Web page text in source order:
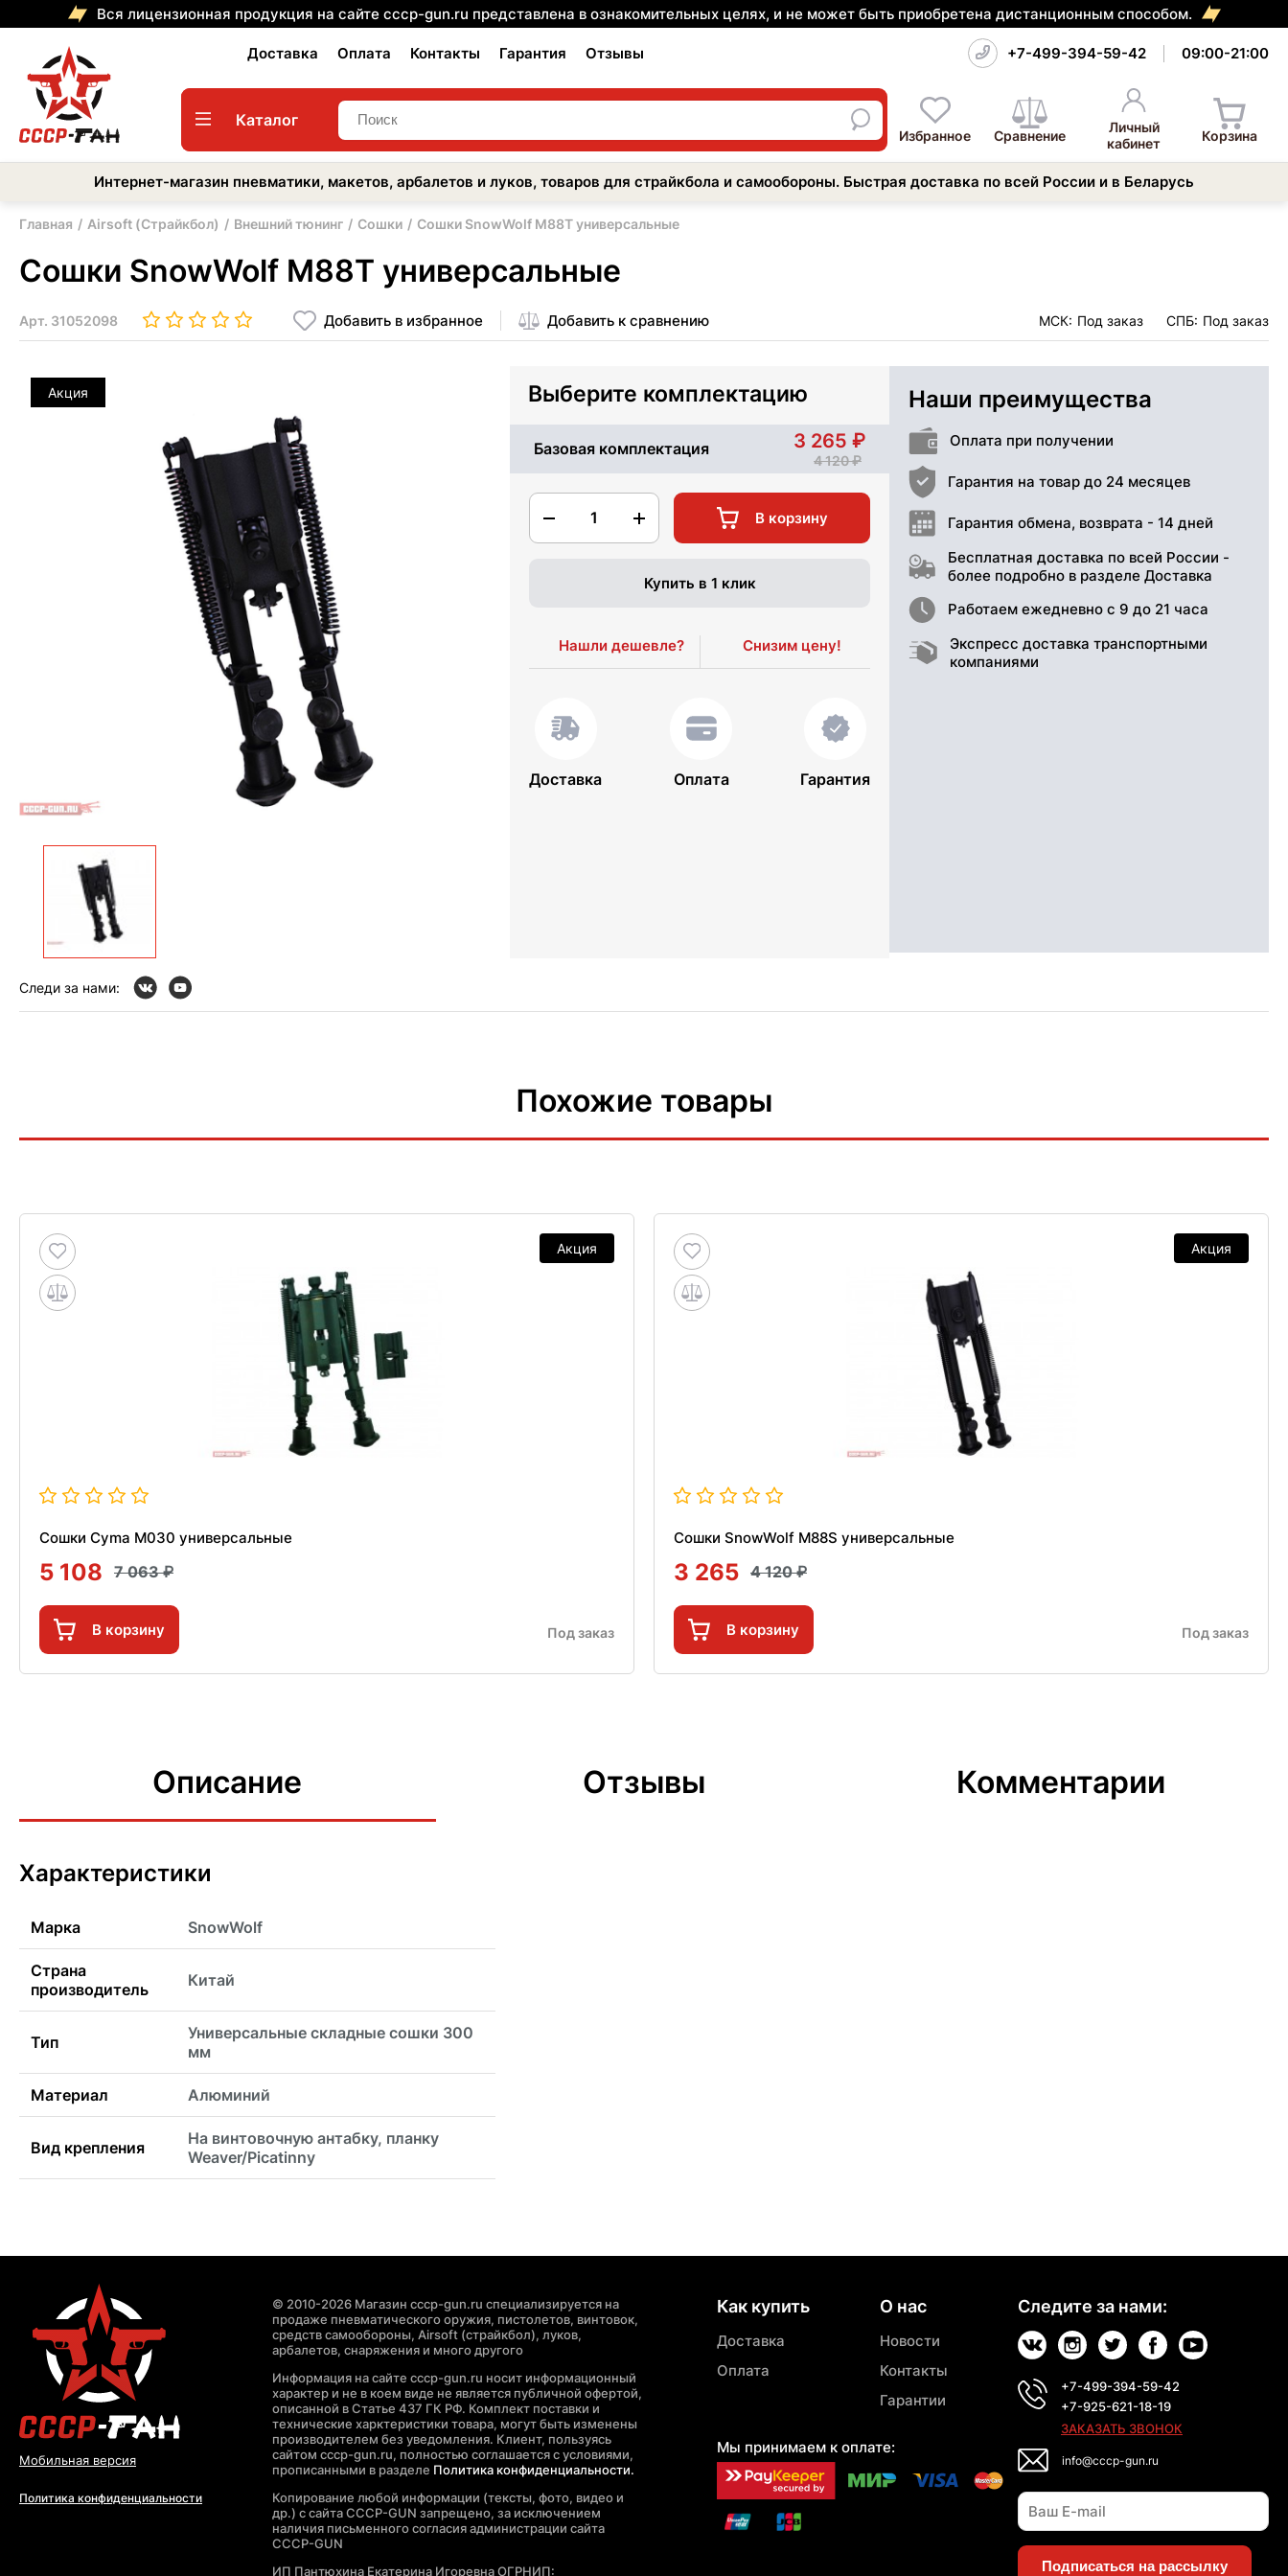
Вся лицензионная продукция на сайте cccp-gun.ru представлена в ознакомительных целях, и не может быть приобретена дистанционным способом.
Доставка Оплата Контакты Гарантия Отзывы +7-499-394-59-42 09:00-21:00
Каталог
Избранное Сравнение
Личный
кабинет
Корзина
Интернет-магазин пневматики, макетов, арбалетов и луков, товаров для страйкбола и самообороны. Быстрая доставка по всей России и в Беларусь
Главная Airsoft (Страйкбол) Внешний тюнинг Сошки Сошки SnowWolf M88T универсальные
Сошки SnowWolf M88T универсальные
Арт. 31052098 Добавить в избранное Добавить к сравнению МСК: Под заказ СПБ: Под заказ
Акция Выберите комплектацию
Базовая комплектация 3 265
4 120
1 В корзину
Купить в 1 клик
Нашли дешевле? Снизим цену!
Доставка Оплата Гарантия
Наши преимущества
Оплата при получении
Гарантия на товар до 24 месяцев
Гарантия обмена, возврата - 14 дней
Бесплатная доставка по всей России -
более подробно в разделе Доставка
Работаем ежедневно с 9 до 21 часа
Экспресс доставка транспортными
компаниями
Следи за нами:
Похожие товары
Акция
Сошки Cyma M030 универсальные
5 108 7 063
В корзину Под заказ
Акция
Сошки SnowWolf M88S универсальные
3 265 4 120
В корзину Под заказ
Описание Отзывы Комментарии
Характеристики
Марка SnowWolf
Страна
производитель
Китай
Тип
Универсальные складные сошки 300
мм
Материал Алюминий
Вид крепления
На винтовочную антабку, планку
Weaver/Picatinny
Мобильная версия
Политика конфиденциальности
© 2010-2026 Магазин cccp-gun.ru специализируется на
продаже пневматического оружия, пистолетов, винтовок,
средств самообороны, Airsoft (страйкбол), луков,
арбалетов, снаряжения и много другого
Информация на сайте cccp-gun.ru носит информационный
характер и не в коем виде не является публичной офертой,
описанной в Статье 437 ГК РФ. Комплект поставки и
технические харктеристики товара, могут быть изменены
производителем без уведомления. Клиент, пользуясь
сайтом cccp-gun.ru, полностью соглашается с условиями,
прописанными в разделе Политика конфиденциальности.
Копирование любой информации (тексты, фото, видео и
др.) с сайта CCCP-GUN запрещено, за исключением
наличия письменного согласия администрации сайта
CCCP-GUN
ИП Пантюхина Екатерина Игоревна ОГРНИП:
Как купить
Доставка
Оплата
Мы принимаем к оплате:
О нас
Новости
Контакты
Гарантии
Следите за нами:
+7-499-394-59-42
+7-925-621-18-19
ЗАКАЗАТЬ ЗВОНОК
info@cccp-gun.ru
Подписаться на рассылку